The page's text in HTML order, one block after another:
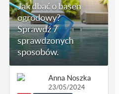
Jak dbać o basen
ogrodowy?
Sprawdź 7
sprawdzonych
sposobów.
Anna Noszka
23/05/2024